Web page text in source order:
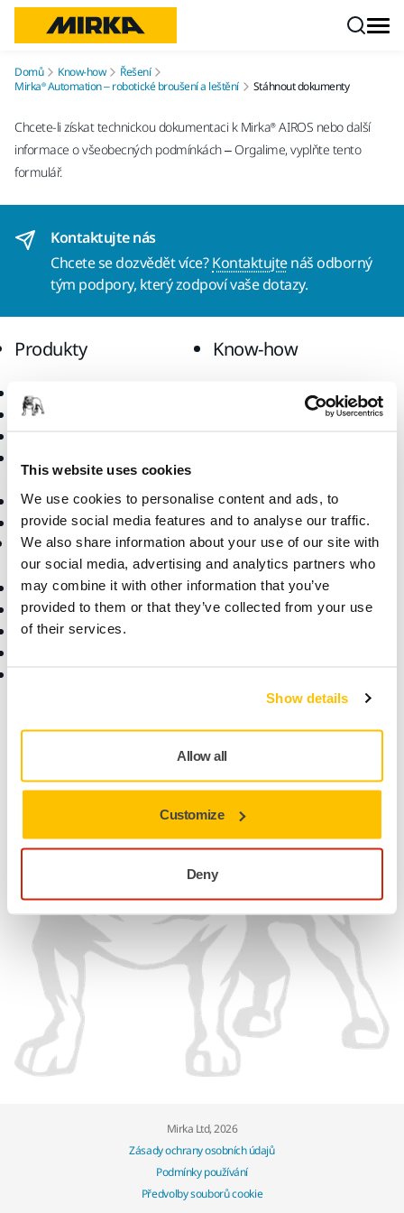
This website uses cookies
We use cookies to personalise content and ads, to
provide social media features and to analyse our traffic.
We also share information about your use of our site with
our social media, advertising and analytics partners who
may combine it with other information that you’ve
provided to them or that they’ve collected from your use
of their services.
Show details
Allow all
Customize
Deny
Domů Know-how
Řešení
Mirka® Automation – robotické broušení a leštění
Stáhnout dokumenty
Chcete-li získat technickou dokumentaci k Mirka® AIROS nebo další
informace o všeobecných podmínkách – Orgalime, vyplňte tento
formulář.
Kontaktujte nás
Chcete se dozvědět více?Kontaktujtenáš odborný
tým podpory, který zodpoví vaše dotazy.
Produkty
Elektrické nářadí
Bezprašné broušení
materiál
Superabraziva
Nejznámější značky
Know-how
Průmyslová odvětví
Podpora
Ke stažení
Záruční podmínky
Služby zákazníkům
Společnost
O nás
Kontaktujte nás
Pro partnery
Mirka Ltd, 2026
Zásady ochrany osobních údajů
Podmínky používání
Předvolby souborů cookie